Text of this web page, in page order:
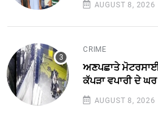
AUGUST 8, 2026
CRIME
ਅਣਪਛਾਤੇ
ਕੱਪੜਾ ਵਪਾਰੀ ਦੇ
AUGUST 8, 2026